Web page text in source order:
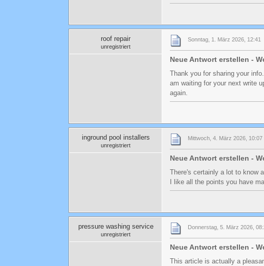
roof repair
unregistriert
Sonntag, 1. März 2026, 12:41
Neue Antwort erstellen -
Thank you for sharing your
am waiting for your next write
again.
inground pool installers
unregistriert
Mittwoch, 4. März 2026, 10:07
Neue Antwort erstellen -
There's certainly a lot to know
I like all the points you have
pressure washing service
unregistriert
Donnerstag, 5. März 2026,
Neue Antwort erstellen -
This article is actually a